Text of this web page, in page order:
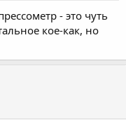
- это чуть
кое-как, но